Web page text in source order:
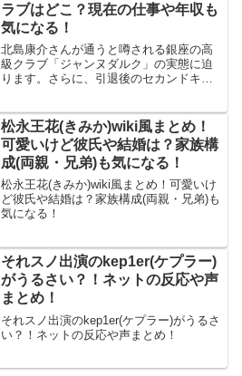
ラブはどこ？現在の仕事や年収も
気になる！
北島康介さんが通うと噂される銀座の高
級クラブ「ジャンヌダルク」の実態に迫
ります。さらに、引退後のセカンドキャ
松永王花(きみか)wiki風まとめ！
可愛いけど彼氏や結婚は？家族構
成(両親・兄弟)も気になる！
松永王花(きみか)wiki風まとめ！可愛いけ
ど彼氏や結婚は？家族構成(両親・兄弟)も
気になる！
それスノ出演のkep1er(ケプラー)
がうるさい？！ネットの反応や声
まとめ！
それスノ出演のkep1er(ケプラー)がうるさ
い？！ネットの反応や声まとめ！